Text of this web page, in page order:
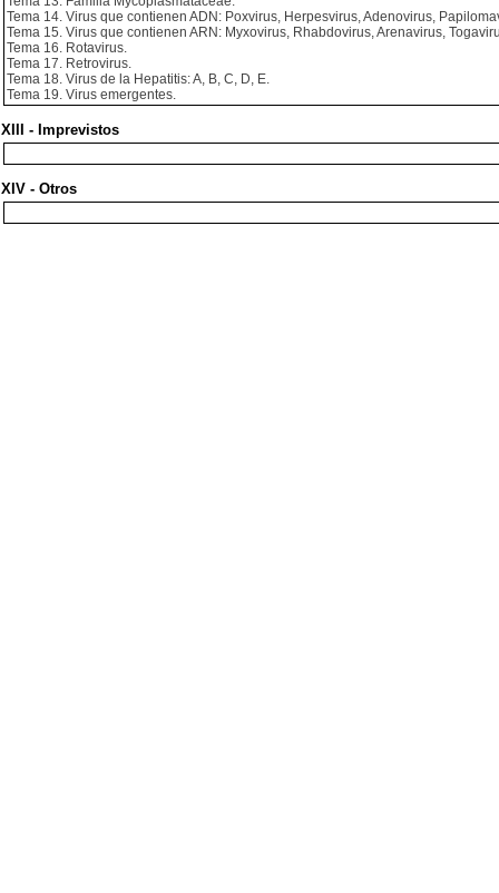
Tema 14. Virus que contienen ADN: Poxvirus, Herpesvirus, Adenovirus,
Tema 15. Virus que contienen ARN: Myxovirus, Rhabdovirus, Arenavirus,
Tema 16. Rotavirus.
Tema 17. Retrovirus.
Tema 18. Virus de la Hepatitis: A, B, C, D, E.
Tema 19. Virus emergentes.
XIII - Imprevistos
XIV - Otros